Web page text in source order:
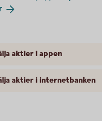
aktier i appen
aktier i internetbanken